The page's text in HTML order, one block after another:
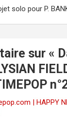
solo pour P.
sur «
| HAPPY